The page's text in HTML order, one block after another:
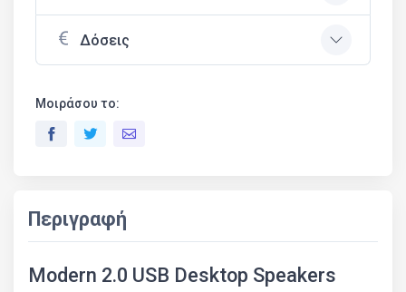
Δόσεις
Μοιράσου το:
Περιγραφή
Modern 2.0 USB Desktop Speakers